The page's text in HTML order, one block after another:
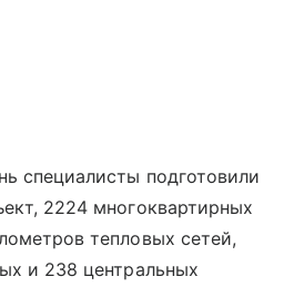
специалисты подготовили
2224 многоквартирных
тепловых сетей,
и 238 центральных